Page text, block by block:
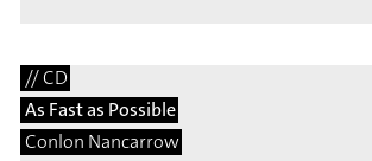
// CD
As Fast as Possible
Conlon Nancarrow